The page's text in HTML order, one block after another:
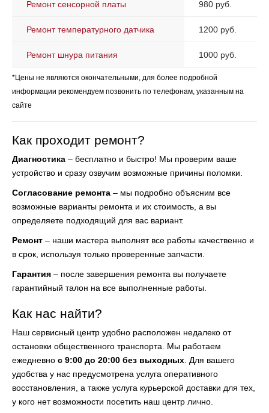
Ремонт сенсорной платы 980 руб.
Ремонт температурного датчика 1200 руб.
Ремонт шнура питания 1000 руб.
*Цены не являются окончательными, для более подробной
информации рекомендуем позвонить по телефонам, указанным на
сайте
Как проходит ремонт?
Диагностика – бесплатно и быстро! Мы проверим ваше
устройство и сразу озвучим возможные причины поломки.
Согласование ремонта – мы подробно объясним все
возможные варианты ремонта и их стоимость, а вы
определяете подходящий для вас вариант.
Ремонт – наши мастера выполнят все работы качественно и
в срок, используя только проверенные запчасти.
Гарантия – после завершения ремонта вы получаете
гарантийный талон на все выполненные работы.
Как нас найти?
Наш сервисный центр удобно расположен недалеко от
остановки общественного транспорта. Мы работаем
ежедневно с 9:00 до 20:00 без выходных . Для вашего
удобства у нас предусмотрена услуга оперативного
восстановления, а также услуга курьерской доставки для тех,
у кого нет возможности посетить наш центр лично.